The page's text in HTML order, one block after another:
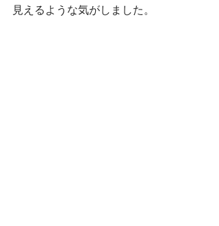
見えるような気がしました。